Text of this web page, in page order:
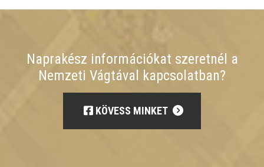
Naprakész információkat szeretnél a
Nemzeti Vágtával kapcsolatban?
KÖVESS MINKET